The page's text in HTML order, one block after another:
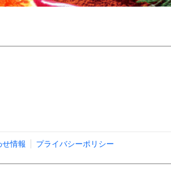
せ情報 プライバシーポリシー